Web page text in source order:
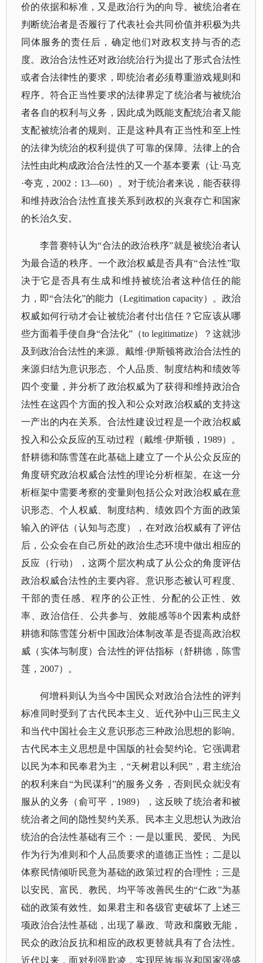
价的依据和标准，又是政治行为的向导。被统治者在
判断统治者是否履行了代表社会共同价值并积极为共
同体服务的责任后，确定他们对政权支持与否的态
度。政治合法性还对政治统治行为提出了形式合法性
或者合法律性的要求，即统治者必须尊重游戏规则和
程序。符合正当性要求的法律界定了统治者与被统治
者各自的权利与义务，因此成为既能支配统治者又能
支配被统治者的规则。正是这种具有正当性和至上性
的法律为统治的权利提供了可靠的保障。法律上的合
法性由此构成政治合法性的又一个基本要素（让·马克
·夸克，2002：13—60）。对于统治者来说，能否获得
和维持政治合法性直接关系到政权的兴衰存亡和国家
的长治久安。
李普赛特认为“合法的政治秩序”就是被统治者认
为最合适的秩序。一个政治权威是否具有“合法性”取
决于它是否具有生成和维持被统治者这种信任的能
力，即“合法化”的能力（Legitimation capacity）。政治
权威如何行动才会让被统治者付出信任？它应该从哪
些方面着手使自身“合法化”（to legitimatize）？这就涉
及到政治合法性的来源。戴维·伊斯顿将政治合法性的
来源归结为意识形态、个人品质、制度结构和绩效等
四个变量，并分析了政治权威为了获得和维持政治合
法性在这四个方面的投入和公众对政治权威的支持这
一产出的内在关系。合法性建设过程是一个政治权威
投入和公众反应的互动过程（戴维·伊斯顿，1989）。
舒耕德和陈雪莲在此基础上建立了一个从公众反应的
角度研究政治权威合法性的理论分析框架。在这一分
析框架中需要考察的变量则包括公众对政治权威在意
识形态、个人权威、制度结构、绩效四个方面的政策
输入的评估（认知与态度），在对政治权威有了评估
后，公众会在自己所处的政治生态环境中做出相应的
反应（行动），这两个层次构成了从公众的角度评估
政治权威合法性的主要内容。意识形态被认可程度、
干部的责任感、程序的公正性、分配的公正性、效
率、政治信任、公共参与、效能感等8个因素构成舒
耕德和陈雪莲分析中国政治体制改革是否提高政治权
威（实体与制度）合法性的评估指标（舒耕德，陈雪
莲，2007）。
何增科则认为当今中国民众对政治合法性的评判
标准同时受到了古代民本主义、近代孙中山三民主义
和当代中国社会主义意识形态三种政治思想的影响。
古代民本主义思想是中国版的社会契约论。它强调君
以民为本和民奉君为主， “天树君以利民”，君主统治
的权利来自“为民谋利”的服务义务，否则民众就没有
服从的义务（俞可平，1989），这反映了统治者和被
统治者之间的隐性契约关系。民本主义思想认为政治
统治的合法性基础有三个：一是以重民、爱民、为民
作为行为准则和个人品质要求的道德正当性；二是以
体察民情倾听民意为基础的政策过程的合理性；三是
以安民、富民、教民、均平等改善民生的“仁政”为基
础的政策有效性。如果君主和各级官吏破坏了上述三
项政治合法性基础，出现了暴政、苛政和腐败无能，
民众的政治反抗和相应的政权更替就具有了合法性。
近代以来，面对列强欺凌，实现民族振兴和国家强盛